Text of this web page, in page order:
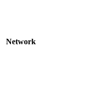
Network